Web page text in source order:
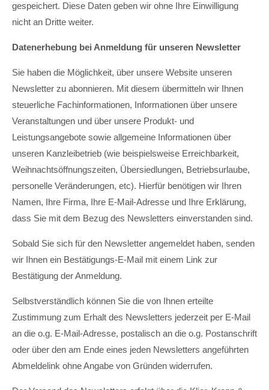
gespeichert. Diese Daten geben wir ohne Ihre Einwilligung
nicht an Dritte weiter.
Datenerhebung bei Anmeldung für unseren Newsletter
Sie haben die Möglichkeit, über unsere Website unseren
Newsletter zu abonnieren. Mit diesem übermitteln wir Ihnen
steuerliche Fachinformationen, Informationen über unsere
Veranstaltungen und über unsere Produkt- und
Leistungsangebote sowie allgemeine Informationen über
unseren Kanzleibetrieb (wie beispielsweise Erreichbarkeit,
Weihnachtsöffnungszeiten, Übersiedlungen, Betriebsurlaube,
personelle Veränderungen, etc). Hierfür benötigen wir Ihren
Namen, Ihre Firma, Ihre E-Mail-Adresse und Ihre Erklärung,
dass Sie mit dem Bezug des Newsletters einverstanden sind.
Sobald Sie sich für den Newsletter angemeldet haben, senden
wir Ihnen ein Bestätigungs-E-Mail mit einem Link zur
Bestätigung der Anmeldung.
Selbstverständlich können Sie die von Ihnen erteilte
Zustimmung zum Erhalt des Newsletters jederzeit per E-Mail
an die o.g. E-Mail-Adresse, postalisch an die o.g. Postanschrift
oder über den am Ende eines jeden Newsletters angeführten
Abmeldelink ohne Angabe von Gründen widerrufen.